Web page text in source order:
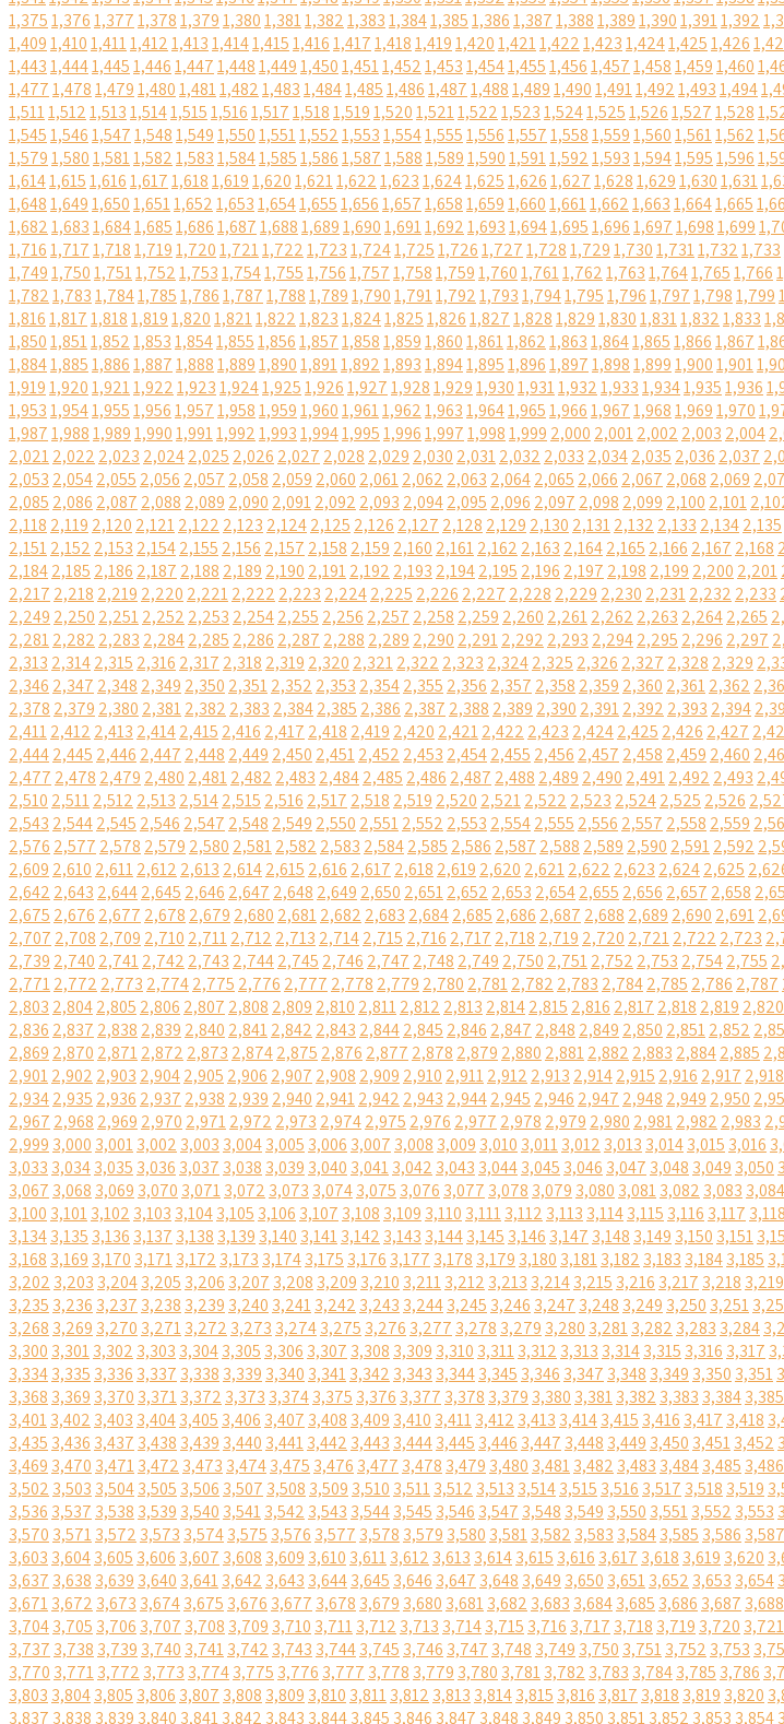
1,3751,3761,3771,3781,3791,3801,3811,3821,3831,3841,3851,3861,3871,3881,3891,3901,3911,392
1,4091,4101,4111,4121,4131,4141,4151,4161,4171,4181,4191,4201,4211,4221,4231,4241,4251,426
1,4431,4441,4451,4461,4471,4481,4491,4501,4511,4521,4531,4541,4551,4561,4571,4581,4591,460
1,4771,4781,4791,4801,4811,4821,4831,4841,4851,4861,4871,4881,4891,4901,4911,4921,4931,494
1,5111,5121,5131,5141,5151,5161,5171,5181,5191,5201,5211,5221,5231,5241,5251,5261,5271,528
1,5451,5461,5471,5481,5491,5501,5511,5521,5531,5541,5551,5561,5571,5581,5591,5601,5611,562
1,5791,5801,5811,5821,5831,5841,5851,5861,5871,5881,5891,5901,5911,5921,5931,5941,5951,596
1,6141,6151,6161,6171,6181,6191,6201,6211,6221,6231,6241,6251,6261,6271,6281,6291,6301,631
1,6481,6491,6501,6511,6521,6531,6541,6551,6561,6571,6581,6591,6601,6611,6621,6631,6641,665
1,6821,6831,6841,6851,6861,6871,6881,6891,6901,6911,6921,6931,6941,6951,6961,6971,6981,699
1,7161,7171,7181,7191,7201,7211,7221,7231,7241,7251,7261,7271,7281,7291,7301,7311,7321,733
1,7491,7501,7511,7521,7531,7541,7551,7561,7571,7581,7591,7601,7611,7621,7631,7641,7651,766
1,7821,7831,7841,7851,7861,7871,7881,7891,7901,7911,7921,7931,7941,7951,7961,7971,7981,799
1,8161,8171,8181,8191,8201,8211,8221,8231,8241,8251,8261,8271,8281,8291,8301,8311,8321,833
1,8501,8511,8521,8531,8541,8551,8561,8571,8581,8591,8601,8611,8621,8631,8641,8651,8661,867
1,8841,8851,8861,8871,8881,8891,8901,8911,8921,8931,8941,8951,8961,8971,8981,8991,9001,901
1,9191,9201,9211,9221,9231,9241,9251,9261,9271,9281,9291,9301,9311,9321,9331,9341,9351,936
1,9531,9541,9551,9561,9571,9581,9591,9601,9611,9621,9631,9641,9651,9661,9671,9681,9691,970
1,9871,9881,9891,9901,9911,9921,9931,9941,9951,9961,9971,9981,999 2,000 2,0012,002 2,003 2,004
2,0212,022 2,023 2,0242,025 2,026 2,027 2,028 2,029 2,030 2,0312,032 2,033 2,0342,035 2,036 2,037
2,053 2,0542,055 2,056 2,057 2,058 2,059 2,060 2,0612,062 2,063 2,0642,065 2,066 2,067 2,068 2,069
2,085 2,086 2,087 2,088 2,089 2,090 2,0912,092 2,093 2,0942,095 2,096 2,097 2,098 2,099 2,100 2,101
2,118 2,119 2,120 2,1212,122 2,123 2,1242,125 2,126 2,127 2,128 2,129 2,130 2,1312,132 2,133 2,1342,135
2,1512,152 2,153 2,1542,155 2,156 2,157 2,158 2,159 2,160 2,1612,162 2,163 2,1642,165 2,166 2,167 2,168
2,1842,185 2,186 2,187 2,188 2,189 2,190 2,1912,192 2,193 2,1942,195 2,196 2,197 2,198 2,199 2,200 2,201
2,217 2,218 2,219 2,220 2,2212,222 2,223 2,2242,225 2,226 2,227 2,228 2,229 2,230 2,2312,232 2,233
2,249 2,250 2,2512,252 2,253 2,2542,255 2,256 2,257 2,258 2,259 2,260 2,2612,262 2,263 2,2642,265
2,2812,282 2,283 2,2842,285 2,286 2,287 2,288 2,289 2,290 2,2912,292 2,293 2,2942,295 2,296 2,297
2,313 2,3142,315 2,316 2,317 2,318 2,319 2,320 2,3212,322 2,323 2,3242,325 2,326 2,327 2,328 2,329
2,346 2,347 2,348 2,349 2,350 2,3512,352 2,353 2,3542,355 2,356 2,357 2,358 2,359 2,360 2,3612,362
2,378 2,379 2,380 2,3812,382 2,383 2,3842,385 2,386 2,387 2,388 2,389 2,390 2,3912,392 2,393 2,394
2,4112,412 2,413 2,4142,415 2,416 2,417 2,418 2,419 2,420 2,4212,422 2,423 2,4242,425 2,426 2,427
2,4442,445 2,446 2,447 2,448 2,449 2,450 2,4512,452 2,453 2,4542,455 2,456 2,457 2,458 2,459 2,460
2,477 2,478 2,479 2,480 2,4812,482 2,483 2,4842,485 2,486 2,487 2,488 2,489 2,490 2,4912,492 2,493
2,510 2,5112,512 2,513 2,5142,515 2,516 2,517 2,518 2,519 2,520 2,5212,522 2,523 2,5242,525 2,526
2,543 2,5442,545 2,546 2,547 2,548 2,549 2,550 2,5512,552 2,553 2,5542,555 2,556 2,557 2,558 2,559
2,576 2,577 2,578 2,579 2,580 2,5812,582 2,583 2,5842,585 2,586 2,587 2,588 2,589 2,590 2,5912,592
2,609 2,610 2,6112,612 2,613 2,6142,615 2,616 2,617 2,618 2,619 2,620 2,6212,622 2,623 2,6242,625
2,642 2,643 2,6442,645 2,646 2,647 2,648 2,649 2,650 2,6512,652 2,653 2,6542,655 2,656 2,657 2,658
2,675 2,676 2,677 2,678 2,679 2,680 2,6812,682 2,683 2,6842,685 2,686 2,687 2,688 2,689 2,690 2,691
2,707 2,708 2,709 2,710 2,7112,712 2,713 2,7142,715 2,716 2,717 2,718 2,719 2,720 2,7212,722 2,723
2,739 2,740 2,7412,742 2,743 2,7442,745 2,746 2,747 2,748 2,749 2,750 2,7512,752 2,753 2,7542,755
2,7712,772 2,773 2,7742,775 2,776 2,777 2,778 2,779 2,780 2,7812,782 2,783 2,7842,785 2,786 2,787
2,803 2,8042,805 2,806 2,807 2,808 2,809 2,810 2,8112,812 2,813 2,8142,815 2,816 2,817 2,818 2,819 2,820
2,836 2,837 2,838 2,839 2,840 2,8412,842 2,843 2,8442,845 2,846 2,847 2,848 2,849 2,850 2,8512,852
2,869 2,870 2,8712,872 2,873 2,8742,875 2,876 2,877 2,878 2,879 2,880 2,8812,882 2,883 2,8842,885
2,9012,902 2,903 2,9042,905 2,906 2,907 2,908 2,909 2,910 2,9112,912 2,913 2,9142,915 2,916 2,917 2,918
2,9342,935 2,936 2,937 2,938 2,939 2,940 2,9412,942 2,943 2,9442,945 2,946 2,947 2,948 2,949 2,950
2,967 2,968 2,969 2,970 2,9712,972 2,973 2,9742,975 2,976 2,977 2,978 2,979 2,980 2,9812,982 2,983
2,999 3,000 3,0013,002 3,003 3,0043,005 3,006 3,007 3,008 3,009 3,010 3,0113,012 3,013 3,0143,015 3,016
3,033 3,0343,035 3,036 3,037 3,038 3,039 3,040 3,0413,042 3,043 3,0443,045 3,046 3,047 3,048 3,049 3,050
3,067 3,068 3,069 3,070 3,0713,072 3,073 3,0743,075 3,076 3,077 3,078 3,079 3,080 3,0813,082 3,083 3,084
3,100 3,1013,102 3,103 3,1043,105 3,106 3,107 3,108 3,109 3,110 3,1113,112 3,113 3,1143,115 3,116 3,117 3,118
3,1343,135 3,136 3,137 3,138 3,139 3,140 3,1413,142 3,143 3,1443,145 3,146 3,147 3,148 3,149 3,150 3,151
3,168 3,169 3,170 3,1713,172 3,173 3,1743,175 3,176 3,177 3,178 3,179 3,180 3,1813,182 3,183 3,1843,185
3,202 3,203 3,2043,205 3,206 3,207 3,208 3,209 3,210 3,2113,212 3,213 3,2143,215 3,216 3,217 3,218 3,219
3,235 3,236 3,237 3,238 3,239 3,240 3,2413,242 3,243 3,2443,245 3,246 3,247 3,248 3,249 3,250 3,251
3,268 3,269 3,270 3,2713,272 3,273 3,2743,275 3,276 3,277 3,278 3,279 3,280 3,2813,282 3,283 3,284
3,300 3,3013,302 3,303 3,3043,305 3,306 3,307 3,308 3,309 3,310 3,3113,312 3,313 3,3143,315 3,316 3,317
3,3343,335 3,336 3,337 3,338 3,339 3,340 3,3413,342 3,343 3,3443,345 3,346 3,347 3,348 3,349 3,350 3,351
3,368 3,369 3,370 3,3713,372 3,373 3,3743,375 3,376 3,377 3,378 3,379 3,380 3,3813,382 3,383 3,3843,385
3,4013,402 3,403 3,4043,405 3,406 3,407 3,408 3,409 3,410 3,4113,412 3,413 3,4143,415 3,416 3,417 3,418
3,435 3,436 3,437 3,438 3,439 3,440 3,4413,442 3,443 3,4443,445 3,446 3,447 3,448 3,449 3,450 3,4513,452
3,469 3,470 3,4713,472 3,473 3,4743,475 3,476 3,477 3,478 3,479 3,480 3,4813,482 3,483 3,4843,485 3,486
3,502 3,503 3,5043,505 3,506 3,507 3,508 3,509 3,510 3,5113,512 3,513 3,5143,515 3,516 3,517 3,518 3,519
3,536 3,537 3,538 3,539 3,540 3,5413,542 3,543 3,5443,545 3,546 3,547 3,548 3,549 3,550 3,5513,552 3,553
3,570 3,5713,572 3,573 3,5743,575 3,576 3,577 3,578 3,579 3,580 3,5813,582 3,583 3,5843,585 3,586 3,587
3,603 3,6043,605 3,606 3,607 3,608 3,609 3,610 3,6113,612 3,613 3,6143,615 3,616 3,617 3,618 3,619 3,620
3,637 3,638 3,639 3,640 3,6413,642 3,643 3,6443,645 3,646 3,647 3,648 3,649 3,650 3,6513,652 3,653 3,654
3,6713,672 3,673 3,6743,675 3,676 3,677 3,678 3,679 3,680 3,6813,682 3,683 3,6843,685 3,686 3,687 3,688
3,7043,705 3,706 3,707 3,708 3,709 3,710 3,7113,712 3,713 3,7143,715 3,716 3,717 3,718 3,719 3,720 3,721
3,737 3,738 3,739 3,740 3,7413,742 3,743 3,7443,745 3,746 3,747 3,748 3,749 3,750 3,7513,752 3,753
3,770 3,7713,772 3,773 3,7743,775 3,776 3,777 3,778 3,779 3,780 3,7813,782 3,783 3,7843,785 3,786
3,803 3,8043,805 3,806 3,807 3,808 3,809 3,810 3,8113,812 3,813 3,8143,815 3,816 3,817 3,818 3,819 3,820
3,837 3,838 3,839 3,840 3,8413,842 3,843 3,8443,845 3,846 3,847 3,848 3,849 3,850 3,8513,852 3,853 3,854